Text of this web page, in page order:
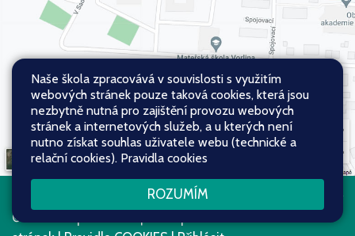
Všechna práva vyhrazena. Copyright
© 2026
Naše škola zpracovává v souvislosti s využitím
webových stránek pouze taková cookies, která jsou
nezbytně nutná pro zajištění provozu webových
stránek a internetových služeb, a u kterých není
nutno získat souhlas uživatele webu (technické a
relační cookies). Pravidla cookies
ROZUMÍM